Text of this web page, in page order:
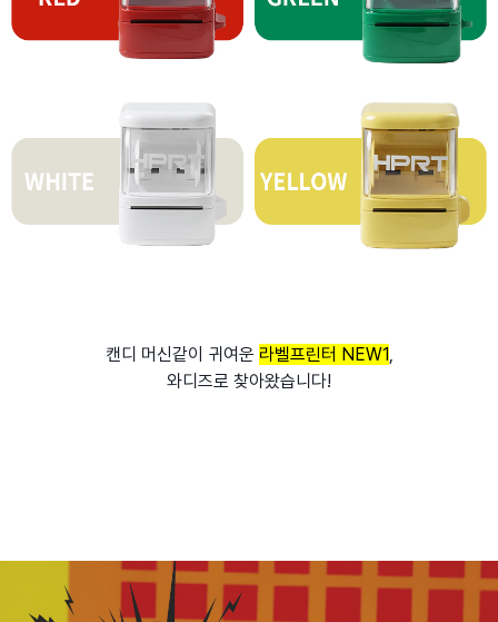
캔디 머신같이 귀여운 라벨프린터 NEW1,
와디즈로 찾아왔습니다!